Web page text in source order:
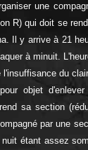
une
R) qui doit se
Il y arrive à 21
à minuit.
l'insuffisance du
objet
sa section
par une
étant assez